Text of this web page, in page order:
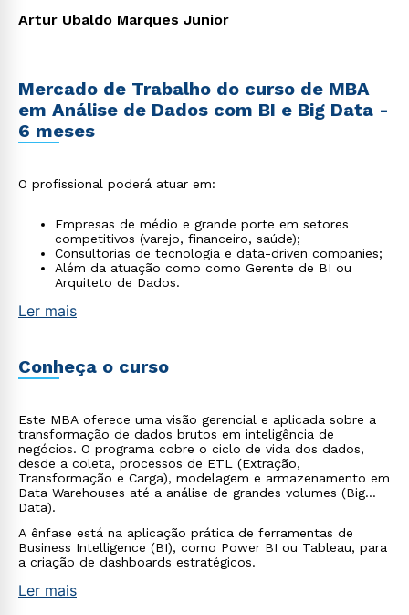
Artur Ubaldo Marques Junior
Mercado de Trabalho do curso de MBA
em Análise de Dados com BI e Big Data -
6 meses
O profissional poderá atuar em:
Empresas de médio e grande porte em setores
competitivos (varejo, financeiro, saúde);
Consultorias de tecnologia e data-driven companies;
Além da atuação como como Gerente de BI ou
Arquiteto de Dados.
Ler mais
Conheça o curso
Este MBA oferece uma visão gerencial e aplicada sobre a
transformação de dados brutos em inteligência de
negócios. O programa cobre o ciclo de vida dos dados,
desde a coleta, processos de ETL (Extração,
Transformação e Carga), modelagem e armazenamento em
Data Warehouses até a análise de grandes volumes (Big
Data).
A ênfase está na aplicação prática de ferramentas de
Business Intelligence (BI), como Power BI ou Tableau, para
a criação de dashboards estratégicos.
Ler mais